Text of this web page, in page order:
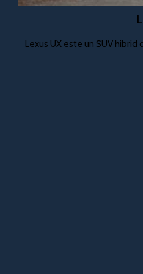
Lexus UX este un SUV